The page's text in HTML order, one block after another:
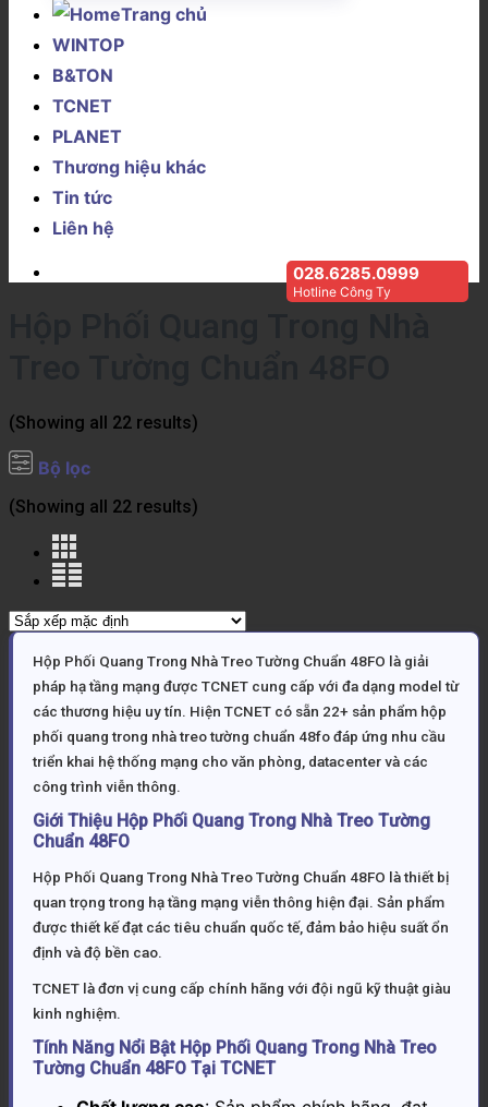
Trang chủ
WINTOP
B&TON
TCNET
PLANET
Thương hiệu khác
Tin tức
Liên hệ
028.6285.0999
Hotline Công Ty
(Showing all 22 results)
Bộ lọc
(Showing all 22 results)
Hộp Phối Quang Trong Nhà Treo Tường Chuẩn 48FO là giải
pháp hạ tầng mạng được TCNET cung cấp với đa dạng model từ
các thương hiệu uy tín. Hiện TCNET có sẵn 22+ sản phẩm hộp
phối quang trong nhà treo tường chuẩn 48fo đáp ứng nhu cầu
triển khai hệ thống mạng cho văn phòng, datacenter và các
công trình viễn thông.
Giới Thiệu Hộp Phối Quang Trong Nhà Treo Tường
Chuẩn 48FO
Hộp Phối Quang Trong Nhà Treo Tường Chuẩn 48FO là thiết bị
quan trọng trong hạ tầng mạng viễn thông hiện đại. Sản phẩm
được thiết kế đạt các tiêu chuẩn quốc tế, đảm bảo hiệu suất ổn
định và độ bền cao.
TCNET là đơn vị cung cấp chính hãng với đội ngũ kỹ thuật giàu
kinh nghiệm.
Tính Năng Nổi Bật Hộp Phối Quang Trong Nhà Treo
Tường Chuẩn 48FO Tại TCNET